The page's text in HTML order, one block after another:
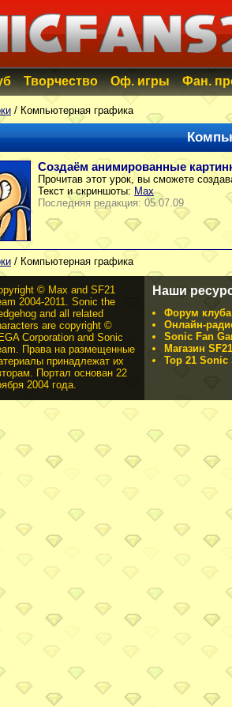
Творчество Оф. игры Фан.
/ Компьютерная графика
Создаём анимированные
Прочитав этот урок, вы сможете
Текст и скриншоты: Max
Последняя редакция: 05.07.09
/ Компьютерная графика
© Max and SF21
2004-2011. Sonic the
and all related
are copyright ©
Corporation and Sonic
Права на размещенные
принадлежат их
Портал основан 22
2004 года.
Наши
Форум
Онлайн-
Sonic Fan
Магазин
Top 21 Sonic